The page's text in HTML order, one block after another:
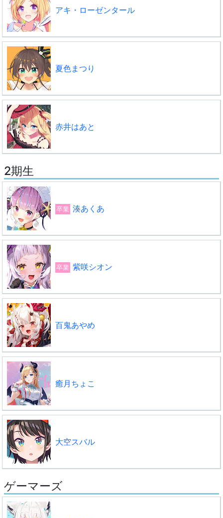
アキ・ローゼンタール
夏色まつり
赤井はあと
2期生
卒業 湊あくあ
卒業 紫咲シオン
百鬼あやめ
癒月ちょこ
大空スバル
ゲーマーズ